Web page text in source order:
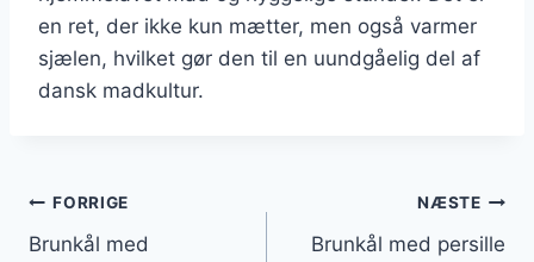
en ret, der ikke kun mætter, men også varmer
sjælen, hvilket gør den til en uundgåelig del af
dansk madkultur.
Indlægsnavigation
FORRIGE
Brunkål med
NÆSTE
Brunkål med persille